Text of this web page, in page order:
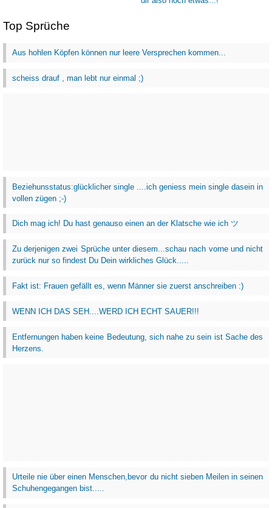
Top Sprüche
Aus hohlen Köpfen können nur leere Versprechen kommen...
scheiss drauf , man lebt nur einmal ;)
Beziehunsstatus:glücklicher single ....ich geniess mein single dasein in
vollen zügen ;-)
Dich mag ich! Du hast genauso einen an der Klatsche wie ich ツ
Zu derjenigen zwei Sprüche unter diesem...schau nach vorne und nicht
zurück nur so findest Du Dein wirkliches Glück.....
Fakt ist: Frauen gefällt es, wenn Männer sie zuerst anschreiben :)
WENN ICH DAS SEH....WERD ICH ECHT SAUER!!!
Entfernungen haben keine Bedeutung, sich nahe zu sein ist Sache des
Herzens.
Urteile nie über einen Menschen,bevor du nicht sieben Meilen in seinen
Schuhengegangen bist.....